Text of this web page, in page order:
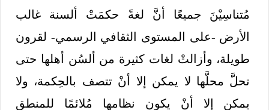
مُتناسِيْنَ جميعًا أنَّ لغةً حكمَتْ ألسنة غالب
الأرض -على المستوى الثقافي الرسمي- لقرون
طويلة، وأزالتْ لغات كثيرة من ألسُن أهلها حتى
تحلَّ محلَّها لا يمكن إلا أنْ تتصف بالحِكمة، ولا
يمكن إلا أنْ يكون نظامها مُلائمًا للمنطق